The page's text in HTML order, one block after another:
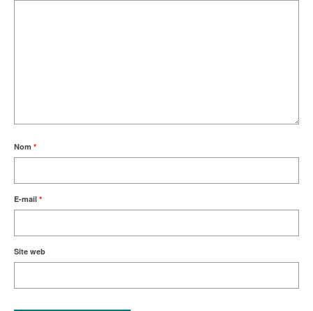
Nom *
E-mail *
Site web